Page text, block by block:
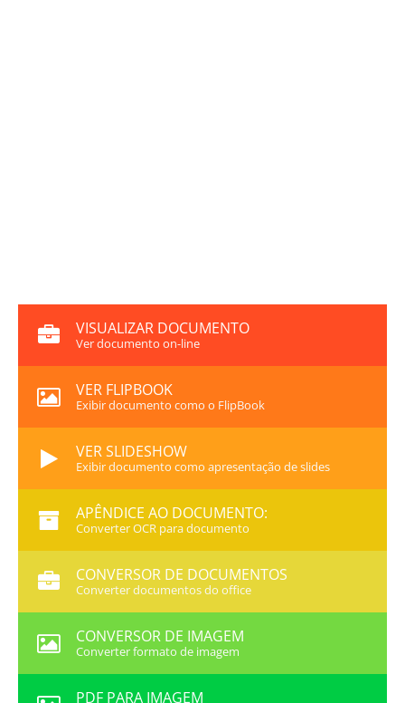
VISUALIZAR DOCUMENTO
Ver documento on-line
VER FLIPBOOK
Exibir documento como o FlipBook
VER SLIDESHOW
Exibir documento como apresentação de slides
APÊNDICE AO DOCUMENTO:
Converter OCR para documento
CONVERSOR DE DOCUMENTOS
Converter documentos do office
CONVERSOR DE IMAGEM
Converter formato de imagem
PDF PARA IMAGEM